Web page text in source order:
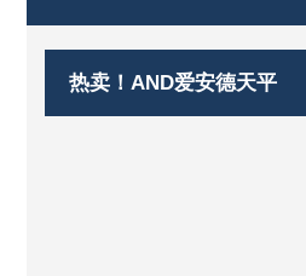
热卖！AND爱安德天平